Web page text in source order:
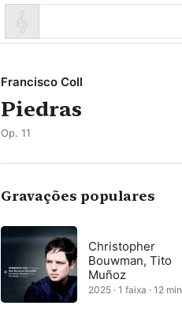
Francisco Coll
Piedras
Op. 11
Gravações populares
Christopher
Bouwman, Tito
Muñoz
2025 · 1 faixa · 12 min